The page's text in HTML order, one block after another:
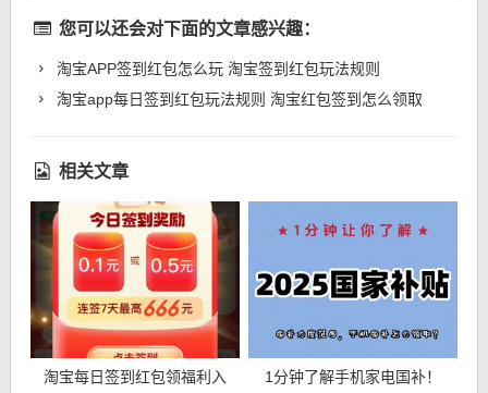
您可以还会对下面的文章感兴趣：
淘宝APP签到红包怎么玩 淘宝签到红包玩法规则
淘宝app每日签到红包玩法规则 淘宝红包签到怎么领取
相关文章
淘宝每日签到红包领福利入
1分钟了解手机家电国补！